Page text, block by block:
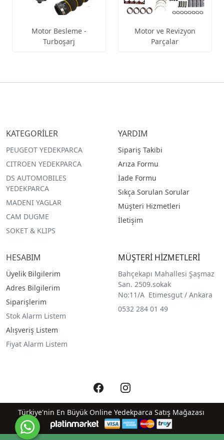
Motor Besleme -
Turboşarj
Motor ve Revizyon
Parçalar
KATEGORİLER
PEUGEOT YEDEKPARCA
CITROEN YEDEKPARCA
DS AUTOMOBILES
YEDEKPARCA
MADENI YAGLAR
CAM DUGME
SOKET & KLIPS
YARDIM
Sipariş Takibi
Arıza Formu
İade Formu
Sıkça Sorulan Sorular
Müşteri Hizmetleri
İletişim
HESABIM
Üyelik Bilgilerim
Adres Bilgilerim
Siparişlerim
Stok Alarm Listem
Alışveriş Listem
Fiyat Alarm Listem
MÜŞTERİ HİZMETLERİ
Bahçekapı Mahallesi Şaşmaz
San. 2509.sokak
No:11/A Etimesgut / Ankara
0532 284 01 49
Türkiye'nin En Büyük Online Yedekparca Satış Mağazası